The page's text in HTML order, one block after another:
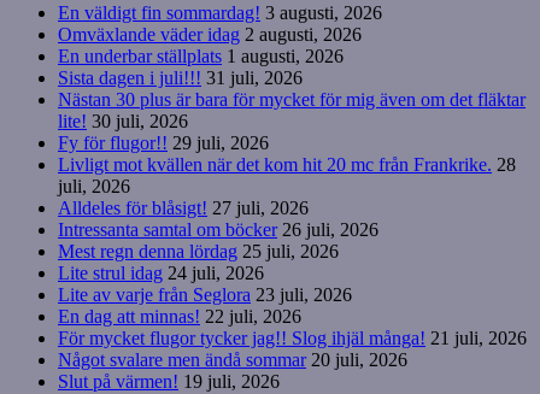
En väldigt fin sommardag! 3 augusti, 2026
Omväxlande väder idag 2 augusti, 2026
En underbar ställplats 1 augusti, 2026
Sista dagen i juli!!! 31 juli, 2026
Nästan 30 plus är bara för mycket för mig även om det fläktar
lite! 30 juli, 2026
Fy för flugor!! 29 juli, 2026
Livligt mot kvällen när det kom hit 20 mc från Frankrike. 28
juli, 2026
Alldeles för blåsigt! 27 juli, 2026
Intressanta samtal om böcker 26 juli, 2026
Mest regn denna lördag 25 juli, 2026
Lite strul idag 24 juli, 2026
Lite av varje från Seglora 23 juli, 2026
En dag att minnas! 22 juli, 2026
För mycket flugor tycker jag!! Slog ihjäl många! 21 juli, 2026
Något svalare men ändå sommar 20 juli, 2026
Slut på värmen! 19 juli, 2026